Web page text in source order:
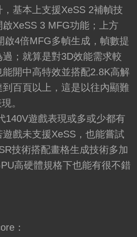
基本上支援XeSS 2補幀技
XeSS 3 MFG功能；上方
啟4倍MFG多幀生成，幀數提
；就算是對3D效能需求較
開中高特效並搭配2.8K高解
百頁以上，這是以往內顯難
。
140V遊戲表現或多或少都有
戲未支援XeSS，也能嘗試
技術搭配畫格生成技術多加
高硬體規格下也能有很不錯
：